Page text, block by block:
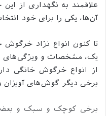
علاقمند به نگهداری از
آن‌ها، یکی را برای خود
تا کنون انواع نژاد
یک، مشخصات و ویژگی‌های
از انواع خرگوش خانگی
برخی دیگر گوش‌های آویزان و
برخی کوچک و سبک و بعضی